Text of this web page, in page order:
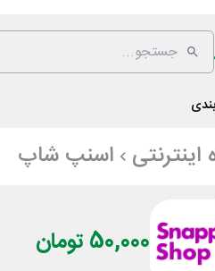
اسنپ شاپ
50,000 تومان